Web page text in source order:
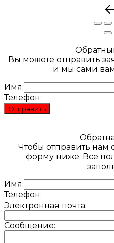
Вы можете отправить
и мы сами
Имя:
Телефон:
Чтобы отправить нам
форму ниже. Все
Имя:
Телефон:
Электронная почта:
Сообщение: